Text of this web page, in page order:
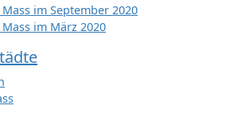
im September 2020
im März 2020